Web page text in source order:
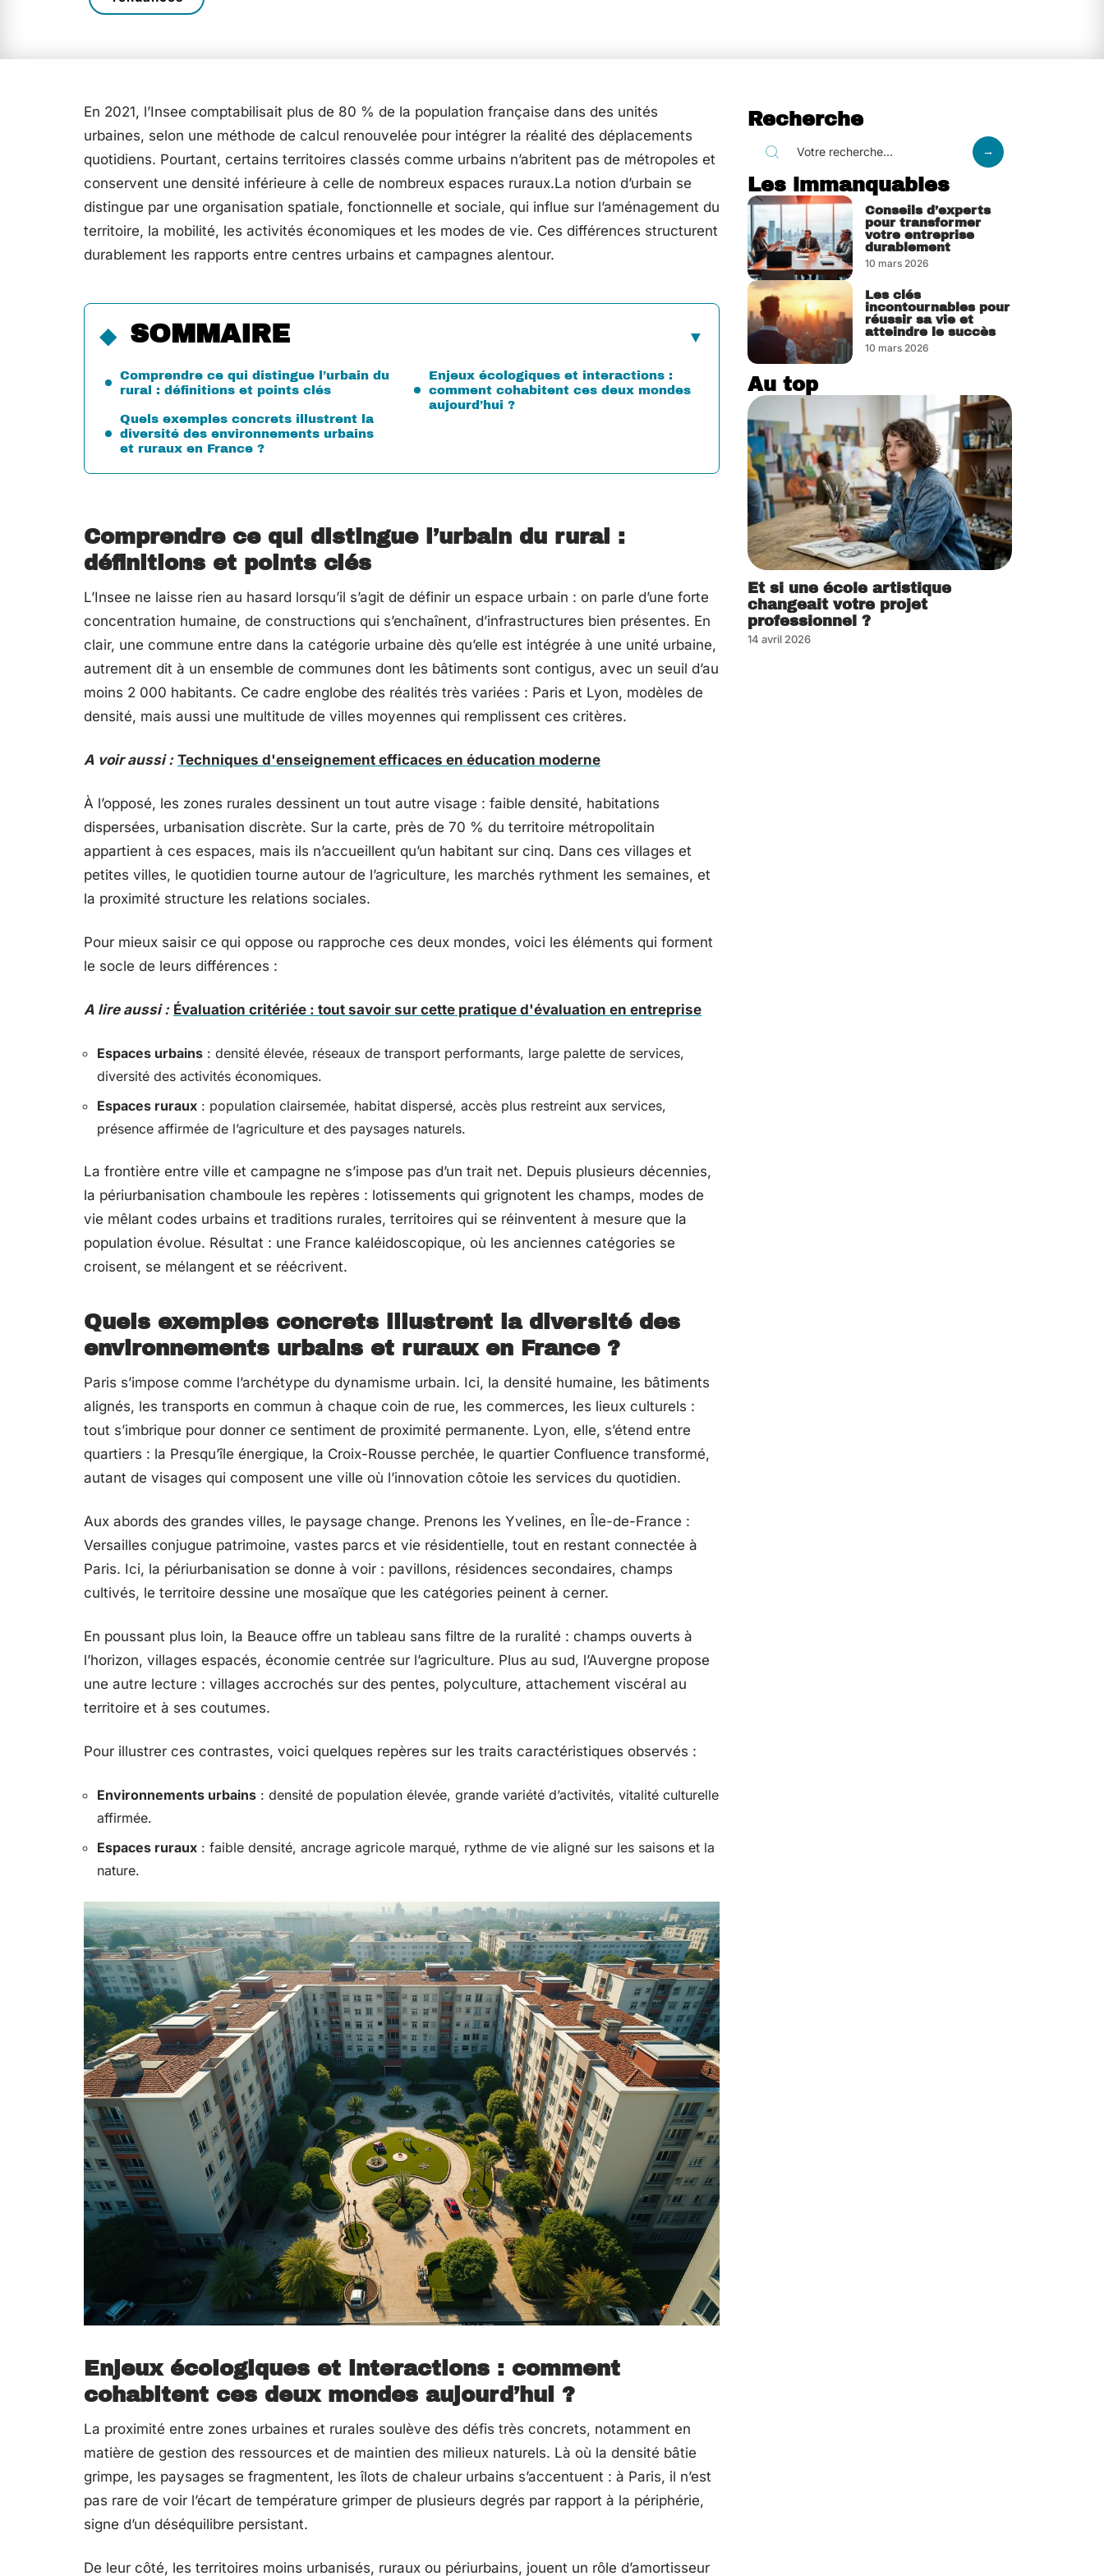
En 2021, l’Insee comptabilisait plus de 80 % de la population française dans des unités
urbaines, selon une méthode de calcul renouvelée pour intégrer la réalité des déplacements
quotidiens. Pourtant, certains territoires classés comme urbains n’abritent pas de métropoles et
conservent une densité inférieure à celle de nombreux espaces ruraux.La notion d’urbain se
distingue par une organisation spatiale, fonctionnelle et sociale, qui influe sur l’aménagement du
territoire, la mobilité, les activités économiques et les modes de vie. Ces différences structurent
durablement les rapports entre centres urbains et campagnes alentour.
SOMMAIRE
Comprendre ce qui distingue l’urbain du
rural : définitions et points clés
Quels exemples concrets illustrent la
diversité des environnements urbains
et ruraux en France ?
Enjeux écologiques et interactions :
comment cohabitent ces deux mondes
aujourd’hui ?
Comprendre ce qui distingue l’urbain du rural :
définitions et points clés
L’Insee ne laisse rien au hasard lorsqu’il s’agit de définir un espace urbain : on parle d’une forte
concentration humaine, de constructions qui s’enchaînent, d’infrastructures bien présentes. En
clair, une commune entre dans la catégorie urbaine dès qu’elle est intégrée à une unité urbaine,
autrement dit à un ensemble de communes dont les bâtiments sont contigus, avec un seuil d’au
moins 2 000 habitants. Ce cadre englobe des réalités très variées : Paris et Lyon, modèles de
densité, mais aussi une multitude de villes moyennes qui remplissent ces critères.
A voir aussi : Techniques d'enseignement efficaces en éducation moderne
À l’opposé, les zones rurales dessinent un tout autre visage : faible densité, habitations
dispersées, urbanisation discrète. Sur la carte, près de 70 % du territoire métropolitain
appartient à ces espaces, mais ils n’accueillent qu’un habitant sur cinq. Dans ces villages et
petites villes, le quotidien tourne autour de l’agriculture, les marchés rythment les semaines, et
la proximité structure les relations sociales.
Pour mieux saisir ce qui oppose ou rapproche ces deux mondes, voici les éléments qui forment
le socle de leurs différences :
A lire aussi : Évaluation critériée : tout savoir sur cette pratique d'évaluation en entreprise
Espaces urbains : densité élevée, réseaux de transport performants, large palette de services,
diversité des activités économiques.
Espaces ruraux : population clairsemée, habitat dispersé, accès plus restreint aux services,
présence affirmée de l’agriculture et des paysages naturels.
La frontière entre ville et campagne ne s’impose pas d’un trait net. Depuis plusieurs décennies,
la périurbanisation chamboule les repères : lotissements qui grignotent les champs, modes de
vie mêlant codes urbains et traditions rurales, territoires qui se réinventent à mesure que la
population évolue. Résultat : une France kaléidoscopique, où les anciennes catégories se
croisent, se mélangent et se réécrivent.
Quels exemples concrets illustrent la diversité des
environnements urbains et ruraux en France ?
Paris s’impose comme l’archétype du dynamisme urbain. Ici, la densité humaine, les bâtiments
alignés, les transports en commun à chaque coin de rue, les commerces, les lieux culturels :
tout s’imbrique pour donner ce sentiment de proximité permanente. Lyon, elle, s’étend entre
quartiers : la Presqu’île énergique, la Croix-Rousse perchée, le quartier Confluence transformé,
autant de visages qui composent une ville où l’innovation côtoie les services du quotidien.
Aux abords des grandes villes, le paysage change. Prenons les Yvelines, en Île-de-France :
Versailles conjugue patrimoine, vastes parcs et vie résidentielle, tout en restant connectée à
Paris. Ici, la périurbanisation se donne à voir : pavillons, résidences secondaires, champs
cultivés, le territoire dessine une mosaïque que les catégories peinent à cerner.
En poussant plus loin, la Beauce offre un tableau sans filtre de la ruralité : champs ouverts à
l’horizon, villages espacés, économie centrée sur l’agriculture. Plus au sud, l’Auvergne propose
une autre lecture : villages accrochés sur des pentes, polyculture, attachement viscéral au
territoire et à ses coutumes.
Pour illustrer ces contrastes, voici quelques repères sur les traits caractéristiques observés :
Environnements urbains : densité de population élevée, grande variété d’activités, vitalité culturelle
affirmée.
Espaces ruraux : faible densité, ancrage agricole marqué, rythme de vie aligné sur les saisons et la
nature.
Enjeux écologiques et interactions : comment
cohabitent ces deux mondes aujourd’hui ?
La proximité entre zones urbaines et rurales soulève des défis très concrets, notamment en
matière de gestion des ressources et de maintien des milieux naturels. Là où la densité bâtie
grimpe, les paysages se fragmentent, les îlots de chaleur urbains s’accentuent : à Paris, il n’est
pas rare de voir l’écart de température grimper de plusieurs degrés par rapport à la périphérie,
signe d’un déséquilibre persistant.
De leur côté, les territoires moins urbanisés, ruraux ou périurbains, jouent un rôle d’amortisseur
Recherche
Les immanquables
Conseils d’experts
pour transformer
votre entreprise
durablement
10 mars 2026
Les clés
incontournables pour
réussir sa vie et
atteindre le succès
10 mars 2026
Au top
Et si une école artistique
changeait votre projet
professionnel ?
14 avril 2026